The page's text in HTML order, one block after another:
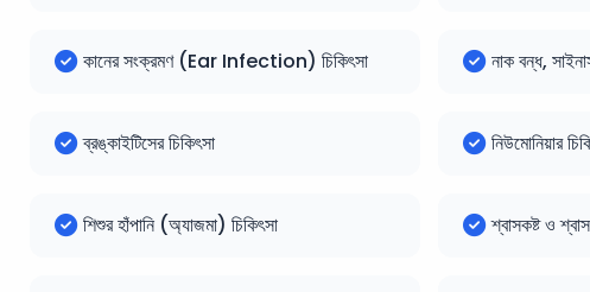
কানের সংক্রমণ (Ear Infection) চিকিৎসা নাক বন্ধ,
ব্রঙ্কাইটিসের চিকিৎসা নিউমোনিয়ার
শিশুর হাঁপানি (অ্যাজমা) চিকিৎসা শ্বাসকষ্ট ও